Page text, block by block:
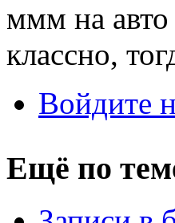
ммм на авто
классно,
Войдите
Ещё по